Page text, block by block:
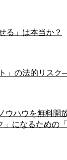
る」は本当か？
」の法的リスク
ハウを無料開放
」になるための